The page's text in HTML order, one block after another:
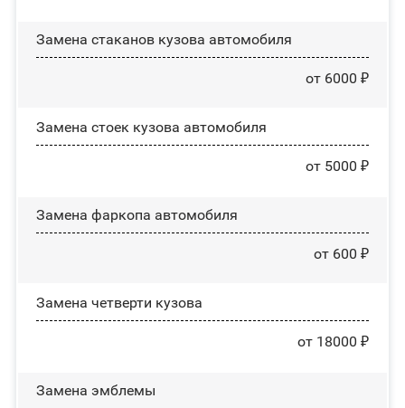
Замена стаканов кузова автомобиля
от 6000 ₽
Замена стоек кузова автомобиля
от 5000 ₽
Замена фаркопа автомобиля
от 600 ₽
Замена четверти кузова
от 18000 ₽
Замена эмблемы